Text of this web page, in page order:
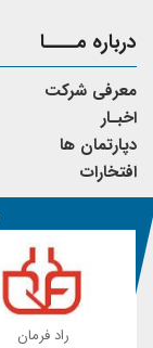
درباره مــــا
معرفی شرکت
اخبـار
دپارتمان ها
افتخارات
راد فرمان